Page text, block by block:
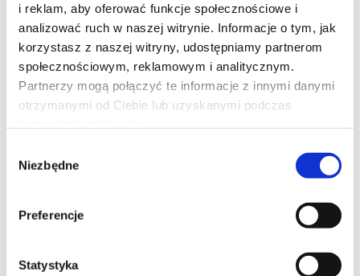
i reklam, aby oferować funkcje społecznościowe i
analizować ruch w naszej witrynie. Informacje o tym, jak
korzystasz z naszej witryny, udostępniamy partnerom
społecznościowym, reklamowym i analitycznym.
Partnerzy mogą połączyć te informacje z innymi danymi
otrzymanymi od Ciebie lub uzyskanymi podczas
zgody
Niezbędne
Preferencje
Statystyka
Niesamowita historia Mumbo
Jumbo
Kiedy Mumbo Jumbo magicznie urósł do gigantycznych
znów go zmniejszy. To pełna przygód wyprawa, która może
sprawić, że Mumbo Jumbo znów stanie się mały, ale w środku